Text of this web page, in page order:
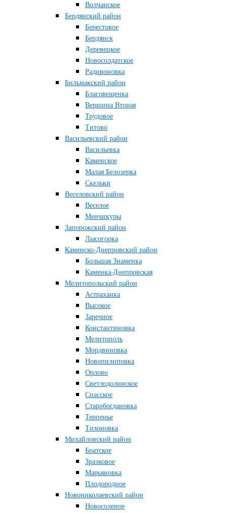
Волчанское
Бердянский район
Берестовое
Бердянск
Деревецкое
Новосолдатское
Радивоновка
Бильмакский район
Благовещенка
Вершина Вторая
Трудовое
Титово
Васильевский район
Васильевка
Каменское
Малая Белозерка
Скельки
Веселовский район
Веселое
Менчикуры
Запорожский район
Лысогорка
Каменско-Днепровский район
Большая Знаменка
Каменка-Днепровская
Мелитопольский район
Астраханка
Высокое
Заречное
Константиновка
Мелитополь
Мордвиновка
Новопилиповка
Орлово
Светлодолинское
Спасское
Старобогдановка
Терпенье
Тихоновка
Михайловский район
Братское
Зразковое
Марьяновка
Плодородное
Новониколаевский район
Новосоленое